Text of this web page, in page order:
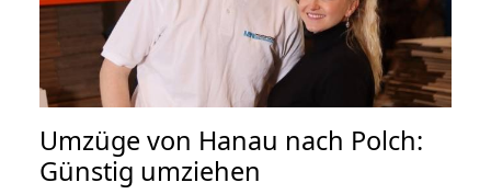
Umzüge von Hanau nach Polch:
Günstig umziehen